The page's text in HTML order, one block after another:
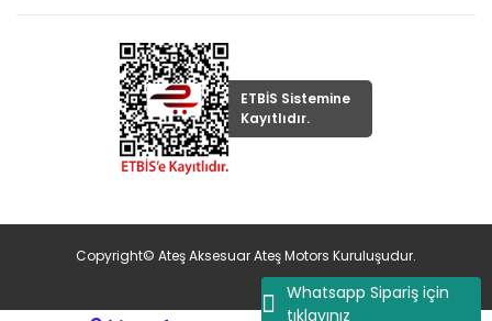
Whatsapp Sipariş için
tıklayınız
ETBİS Sistemine
Kayıtlıdır.
Copyright© Ateş Aksesuar Ateş Motors Kuruluşudur.